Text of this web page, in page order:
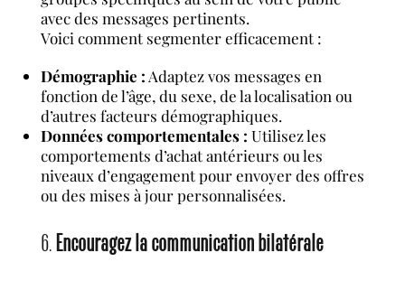
avec des messages pertinents.
Voici comment segmenter efficacement :
Démographie : Adaptez vos messages en
fonction de l’âge, du sexe, de la localisation ou
d’autres facteurs démographiques.
Données comportementales : Utilisez les
comportements d’achat antérieurs ou les
niveaux d’engagement pour envoyer des offres
ou des mises à jour personnalisées.
6. Encouragez la communication bilatérale